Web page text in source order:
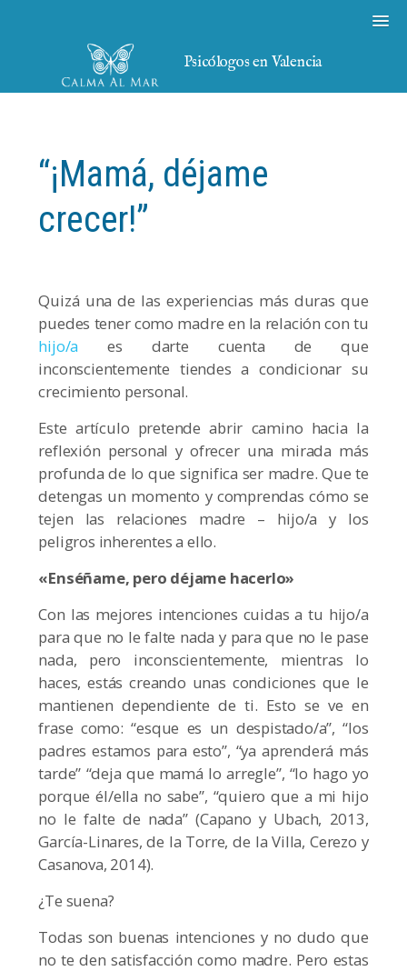
Psicólogos en Valencia
“¡Mamá, déjame
crecer!”
Quizá una de las experiencias más duras que
puedes tener como madre en la relación con tu
hijo/a es darte cuenta de que
inconscientemente tiendes a condicionar su
crecimiento personal.
Este artículo pretende abrir camino hacia la
reflexión personal y ofrecer una mirada más
profunda de lo que significa ser madre. Que te
detengas un momento y comprendas cómo se
tejen las relaciones madre – hijo/a y los
peligros inherentes a ello.
«Enséñame, pero déjame hacerlo»
Con las mejores intenciones cuidas a tu hijo/a
para que no le falte nada y para que no le pase
nada, pero inconscientemente, mientras lo
haces, estás creando unas condiciones que le
mantienen dependiente de ti. Esto se ve en
frase como: “esque es un despistado/a”, “los
padres estamos para esto”, “ya aprenderá más
tarde” “deja que mamá lo arregle”, “lo hago yo
porque él/ella no sabe”, “quiero que a mi hijo
no le falte de nada” (Capano y Ubach, 2013,
García-Linares, de la Torre, de la Villa, Cerezo y
Casanova, 2014).
¿Te suena?
Todas son buenas intenciones y no dudo que
no te den satisfacción como madre. Pero estas